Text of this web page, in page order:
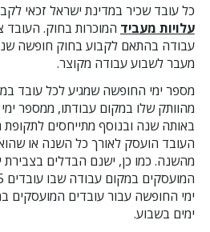
כל עובד שכיר במדינת ישראל זכאי
עלויות מעביד המוכרות בחוק. העובד
עבודה בהתאם לקבוע בחוק חופשה
מעבר לשבוע עבודה מקוצר.
מספר ימי החופשה שמגיע לכל עובד
מהוותק שלו במקום עבודתו, ממספר
באותה שנה ובנוסף מתייחסים
העובד הועסק לאורך כל השנה או
מהשנה. כמו כן, ישנם הבדלים בצבירת
ימים בשבוע.